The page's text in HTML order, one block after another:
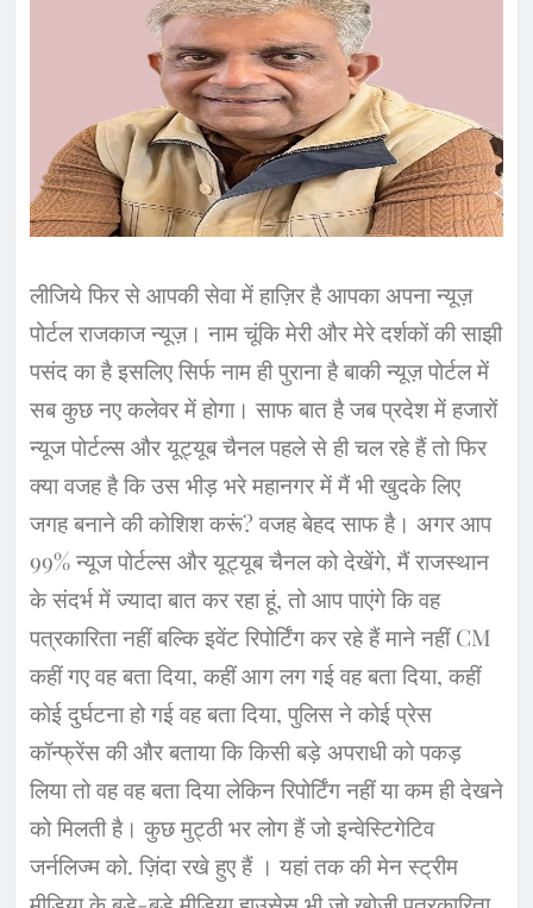
लीजिये फिर से आपकी सेवा में हाज़िर है आपका अपना न्यूज़
पोर्टल राजकाज न्यूज़। नाम चूंकि मेरी और मेरे दर्शकों की साझी
पसंद का है इसलिए सिर्फ नाम ही पुराना है बाकी न्यूज़ पोर्टल में
सब कुछ नए कलेवर में होगा। साफ बात है जब प्रदेश में हजारों
न्यूज पोर्टल्स और यूट्यूब चैनल पहले से ही चल रहे हैं तो फिर
क्या वजह है कि उस भीड़ भरे महानगर में मैं भी खुदके लिए
जगह बनाने की कोशिश करूं? वजह बेहद साफ है। अगर आप
99% न्यूज पोर्टल्स और यूट्यूब चैनल को देखेंगे, मैं राजस्थान
के संदर्भ में ज्यादा बात कर रहा हूं, तो आप पाएंगे कि वह
पत्रकारिता नहीं बल्कि इवेंट रिपोर्टिंग कर रहे हैं माने नहीं CM
कहीं गए वह बता दिया, कहीं आग लग गई वह बता दिया, कहीं
कोई दुर्घटना हो गई वह बता दिया, पुलिस ने कोई प्रेस
कॉन्फ्रेंस की और बताया कि किसी बड़े अपराधी को पकड़
लिया तो वह वह बता दिया लेकिन रिपोर्टिंग नहीं या कम ही देखने
को मिलती है। कुछ मुट्ठी भर लोग हैं जो इन्वेस्टिगेटिव
जर्नलिज्म को. ज़िंदा रखे हुए हैं । यहां तक की मेन स्ट्रीम